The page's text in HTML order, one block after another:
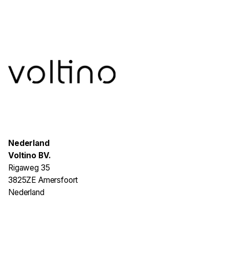
Nederland
Voltino BV.
Rigaweg 35
3825ZE Amersfoort
Nederland